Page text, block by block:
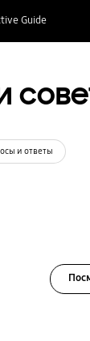
Guide
и ответы